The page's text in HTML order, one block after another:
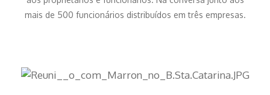
mais de 500 funcionários distribuídos em três empresas.